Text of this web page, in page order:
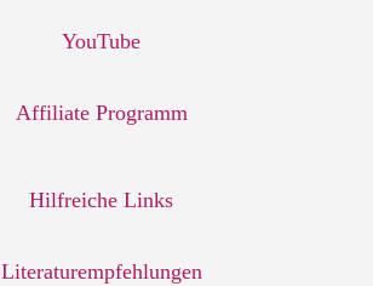
YouTube
Affiliate Programm
Hilfreiche Links
Literaturempfehlungen